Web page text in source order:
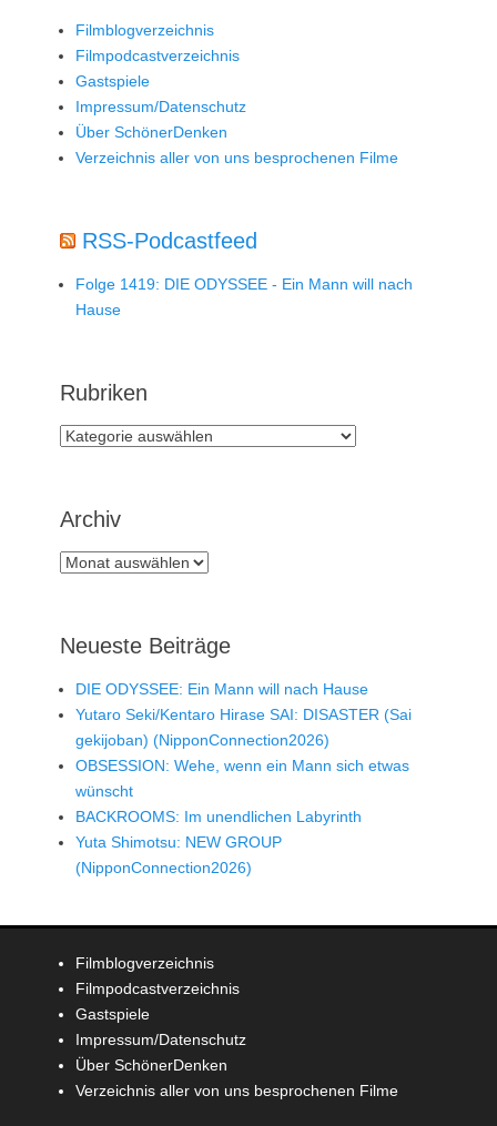
Filmblogverzeichnis
Filmpodcastverzeichnis
Gastspiele
Impressum/Datenschutz
Über SchönerDenken
Verzeichnis aller von uns besprochenen Filme
RSS-Podcastfeed
Folge 1419: DIE ODYSSEE - Ein Mann will nach
Hause
Rubriken
Rubriken
Archiv
Archiv
Neueste Beiträge
DIE ODYSSEE: Ein Mann will nach Hause
Yutaro Seki/Kentaro Hirase SAI: DISASTER (Sai
gekijoban) (NipponConnection2026)
OBSESSION: Wehe, wenn ein Mann sich etwas
wünscht
BACKROOMS: Im unendlichen Labyrinth
Yuta Shimotsu: NEW GROUP
(NipponConnection2026)
Filmblogverzeichnis
Filmpodcastverzeichnis
Gastspiele
Impressum/Datenschutz
Über SchönerDenken
Verzeichnis aller von uns besprochenen Filme